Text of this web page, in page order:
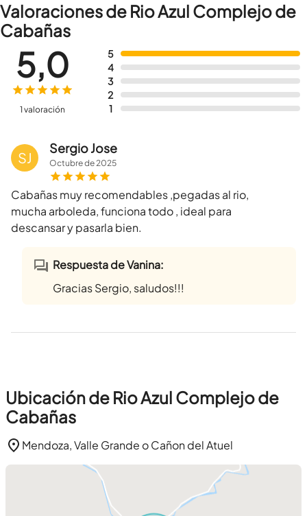
Valoraciones de Rio Azul Complejo de
Cabañas
5
4
3
2
1
5,0
1 valoración
SJ
Sergio Jose
Octubrede2025
Cabañas muy recomendables ,pegadas al rio,
mucha arboleda, funciona todo , ideal para
descansar y pasarla bien.
Respuesta de Vanina:
Gracias Sergio, saludos!!!
Ubicación de Rio Azul Complejo de
Cabañas
Mendoza, Valle Grande o Cañon del Atuel